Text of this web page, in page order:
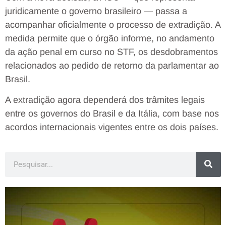
juridicamente o governo brasileiro — passa a
acompanhar oficialmente o processo de extradição. A
medida permite que o órgão informe, no andamento
da ação penal em curso no STF, os desdobramentos
relacionados ao pedido de retorno da parlamentar ao
Brasil.
A extradição agora dependerá dos trâmites legais
entre os governos do Brasil e da Itália, com base nos
acordos internacionais vigentes entre os dois países.